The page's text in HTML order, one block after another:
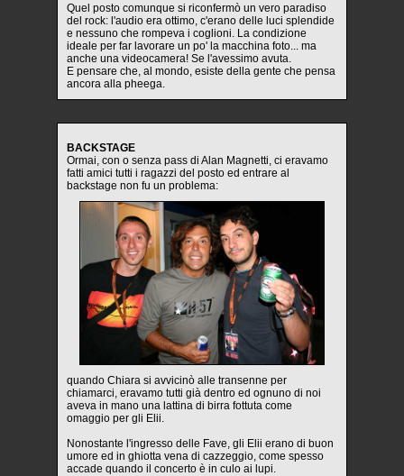
Quel posto comunque si riconfermò un vero paradiso
del rock: l'audio era ottimo, c'erano delle luci splendide
e nessuno che rompeva i coglioni. La condizione
ideale per far lavorare un po' la macchina foto... ma
anche una videocamera! Se l'avessimo avuta.
E pensare che, al mondo, esiste della gente che pensa
ancora alla pheega.
BACKSTAGE
Ormai, con o senza pass di Alan Magnetti, ci eravamo
fatti amici tutti i ragazzi del posto ed entrare al
backstage non fu un problema:
quando Chiara si avvicinò alle transenne per
chiamarci, eravamo tutti già dentro ed ognuno di noi
aveva in mano una lattina di birra fottuta come
omaggio per gli Elii.
Nonostante l'ingresso delle Fave, gli Elii erano di buon
umore ed in ghiotta vena di cazzeggio, come spesso
accade quando il concerto è in culo ai lupi.